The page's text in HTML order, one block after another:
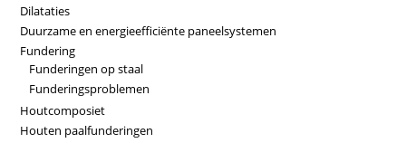
Dilataties
Duurzame en energieefficiënte paneelsystemen
Fundering
Funderingen op staal
Funderingsproblemen
Houtcomposiet
Houten paalfunderingen